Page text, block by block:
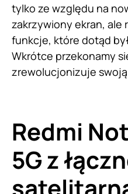
tylko ze względu na
zakrzywiony ekran, ale
funkcje, które dotąd
Wkrótce przekonamy
zrewolucjonizuje
Redmi
5G z